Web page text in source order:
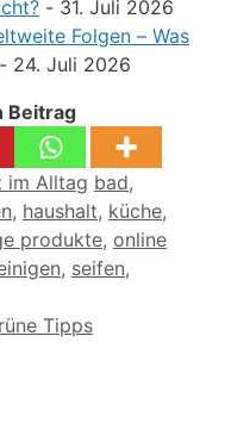
- 31. Juli 2026
Folgen – Was
- 24. Juli 2026
Beitrag
im Alltag Schlagwörter
bad,
, haushalt, küche,
produkte, online
, seifen,
Tipps